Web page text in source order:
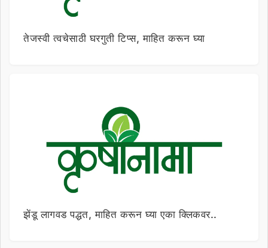
तेजस्वी त्वचेसाठी घरगुती टिप्स, माहित करून घ्या
झेंडू लागवड पद्धत, माहित करून घ्या एका क्लिकवर..